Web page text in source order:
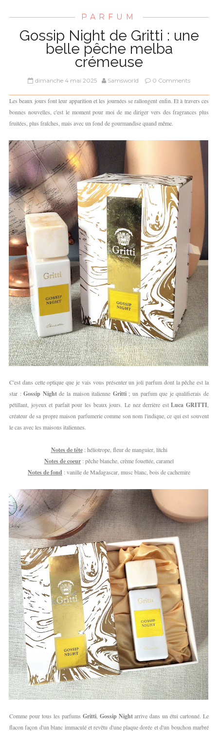
PARFUM
Gossip Night de Gritti : une
belle pêche melba
crémeuse
dimanche 4 mai 2025 Samsworld 0 Comments
Les beaux jours font leur apparition et les journées se rallongent enfin. Et à travers ces
bonnes nouvelles, c'est le moment pour moi de me diriger vers des fragrances plus
fruitées, plus fraîches, mais avec un fond de gourmandise quand même.
C'est dans cette optique que je vais vous présenter un joli parfum dont la pêche est la
star :Gossip Nightde la maison italienne Gritti ; un parfum que je qualifierais de
pétillant, joyeux et parfait pour les beaux jours. Le nez derrière estLuca GRITTI
créateur de sa propre maison parfumerie comme son nom l'indique, ce qui est souvent
le cas avec les maisons italiennes.
Notes de tête: héliotrope, fleur de manguier, litchi
Notes de coeur : pêche blanche, crème fouettée, caramel
Notes de fond : vanille de Madagascar, musc blanc, bois de cachemire
Comme pour tous les parfums Gritti, Gossip Nightarrive dans un étui cartonné. Le
flacon façon d'un blanc immaculé et revêtu d'une plaque dorée et d'un bouchon marbré